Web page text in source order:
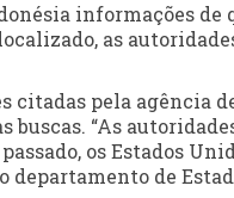
informações de
as
citadas pela agência
buscas. “As
os Estados
departamento de